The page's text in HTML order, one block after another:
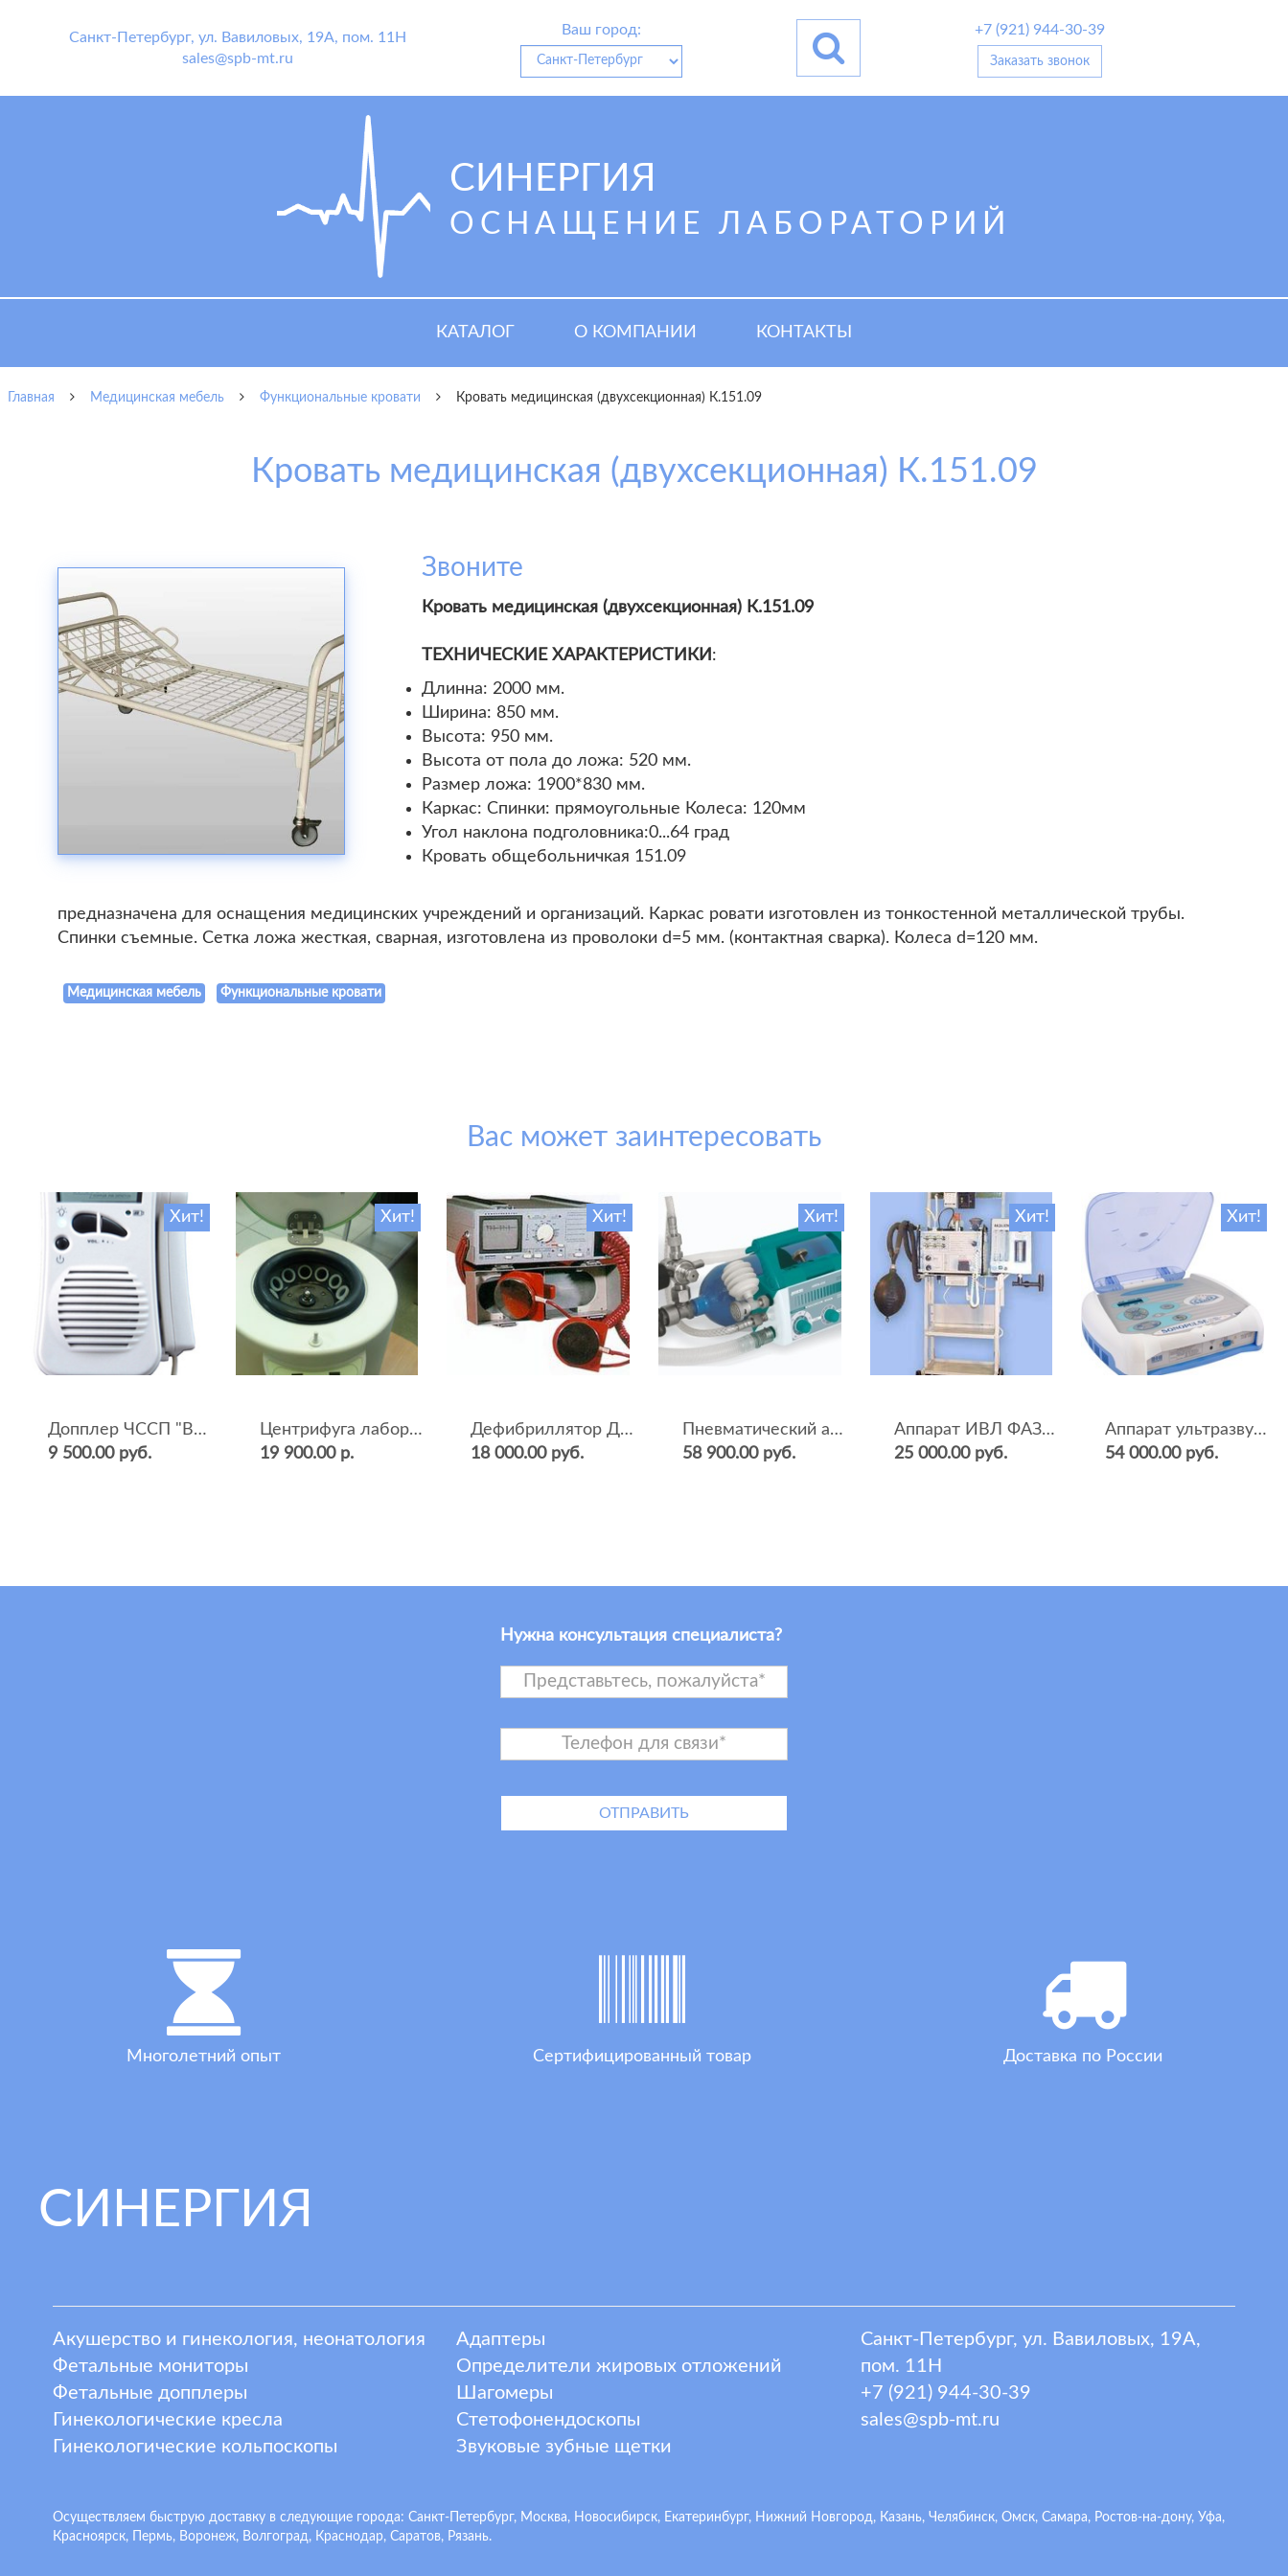
Санкт-Петербург, ул. Вавиловых, 19А, пом. 11Н
sales@spb-mt.ru
Ваш город: +7 (921) 944-30-39
Заказать звонок
СИНЕРГИЯ
ОСНАЩЕНИЕ ЛАБОРАТОРИЙ
КАТАЛОГ О КОМПАНИИ КОНТАКТЫ
Главная Медицинская мебель Функциональные кровати Кровать медицинская (двухсекционная) К.151.09
Кровать медицинская (двухсекционная) К.151.09
Звоните
Кровать медицинская (двухсекционная) К.151.09
ТЕХНИЧЕСКИЕ ХАРАКТЕРИСТИКИ :
Длинна: 2000 мм.
Ширина: 850 мм.
Высота: 950 мм.
Высота от пола до ложа: 520 мм.
Размер ложа: 1900*830 мм.
Каркас: Спинки: прямоугольные Колеса: 120мм
Угол наклона подголовника:0...64 град
Кровать общебольничкая 151.09
предназначена для оснащения медицинских учреждений и организаций. Каркас ровати изготовлен из тонкостенной металлической трубы.
Спинки съемные. Сетка ложа жесткая, сварная, изготовлена из проволоки d=5 мм. (контактная сварка). Колеса d=120 мм.
Медицинская мебель Функциональные кровати
Вас может заинтересовать
Хит!
Допплер ЧССП "BF-500++" (фетальный, ультразвуковой)
9 500.00 руб.
Хит!
Центрифуга лабораторная СМ-12 (4000 об.мин, 12 пробирок)
19 900.00 р.
Хит!
Дефибриллятор ДКИ-Н-04
18 000.00 руб.
Хит!
Пневматический аппарат ИВЛ и оксигенотерапии портативный АИВЛп-2/20-«ТМТ»
58 900.00 руб.
Хит!
Аппарат ИВЛ ФАЗА-5НР
25 000.00 руб.
Хит!
Аппарат ультразвуковой терапии Sonopulse (мультичастотный 1 и 3 Мгц)
54 000.00 руб.
Нужна консультация специалиста?
Многолетний опыт Сертифицированный товар Доставка по России
СИНЕРГИЯ
Акушерство и гинекология, неонатология
Фетальные мониторы
Фетальные допплеры
Гинекологические кресла
Гинекологические кольпоскопы
Адаптеры
Определители жировых отложений
Шагомеры
Стетофонендоскопы
Звуковые зубные щетки
Санкт-Петербург, ул. Вавиловых, 19А,
пом. 11Н
+7 (921) 944-30-39
sales@spb-mt.ru
Осуществляем быструю доставку в следующие города: Санкт-Петербург, Москва, Новосибирск, Екатеринбург, Нижний Новгород, Казань, Челябинск, Омск, Самара, Ростов-на-дону, Уфа,
Красноярск, Пермь, Воронеж, Волгоград, Краснодар, Саратов, Рязань.